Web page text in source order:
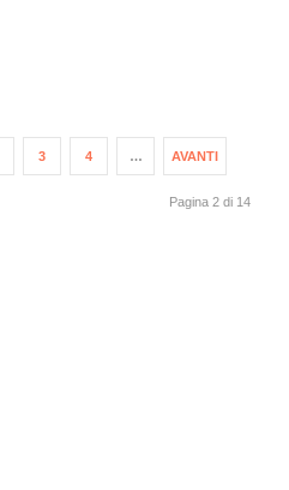
3 4 … AVANTI
Pagina 2 di 14